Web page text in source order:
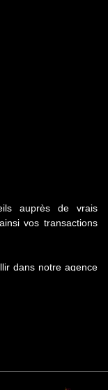
auprès de vrais
vos transactions
dans notre agence
membre de la
nous saurons